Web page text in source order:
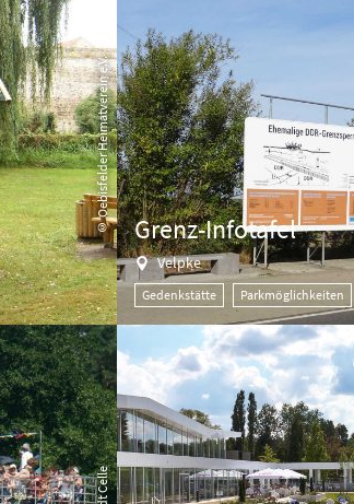
© Oebisfelder Heimatverein e.V. Grenz-Infotafel
Velpke
Gedenkstätte Parkmöglichkeiten